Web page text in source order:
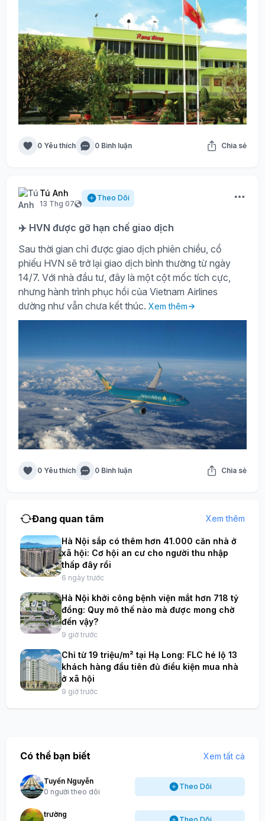
0 Yêu thích 0 Bình luận Chia sẻ
Tú Anh
13 Thg 07
Theo Dõi
✈️ HVN được gỡ hạn chế giao dịch
Sau thời gian chỉ được giao dịch phiên chiều, cổ
phiếu HVN sẽ trở lại giao dịch bình thường từ ngày
14/7. Với nhà đầu tư, đây là một cột mốc tích cực,
nhưng hành trình phục hồi của Vietnam Airlines
dường như vẫn chưa kết thúc. Xem thêm
0 Yêu thích 0 Bình luận Chia sẻ
Đang quan tâm Xem thêm
Hà Nội sắp có thêm hơn 41.000 căn nhà ở
xã hội: Cơ hội an cư cho người thu nhập
thấp đây rồi
6 ngày trước
Hà Nội khởi công bệnh viện mắt hơn 718 tỷ
đồng: Quy mô thế nào mà được mong chờ
đến vậy?
9 giờ trước
Chỉ từ 19 triệu/m² tại Hạ Long: FLC hé lộ 13
khách hàng đầu tiên đủ điều kiện mua nhà
ở xã hội
9 giờ trước
Có thể bạn biết Xem tất cả
Tuyến Nguyễn
0 người theo dõi
Theo Dõi
trường